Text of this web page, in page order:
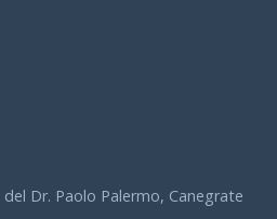
Dr. Paolo Palermo, Canegrate